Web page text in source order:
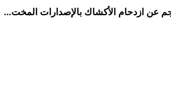
عن ازدحام الأكشاك بالإصدارات المخت...